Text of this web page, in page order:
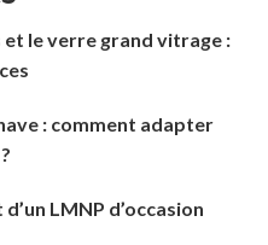
le verre grand vitrage :
: comment adapter
LMNP d’occasion